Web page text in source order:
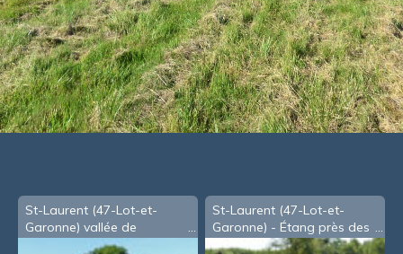
St-Laurent (47-Lot-et-
Garonne) vallée de
St-Laurent (47-Lot-et-
Garonne) - Étang près des
gravières